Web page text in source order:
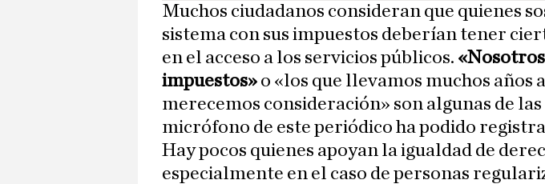
Muchos ciudadanos consideran que quienes
sistema con sus impuestos deberían tener
en el acceso a los servicios públicos.
impuestos» o «los que llevamos muchos años
merecemos consideración» son algunas de las
micrófono de este periódico ha podido
Hay pocos quienes apoyan la igualdad de
especialmente en el caso de personas